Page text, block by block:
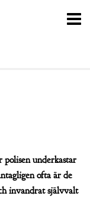
underkastar
ofta är de
invandrat självvalt